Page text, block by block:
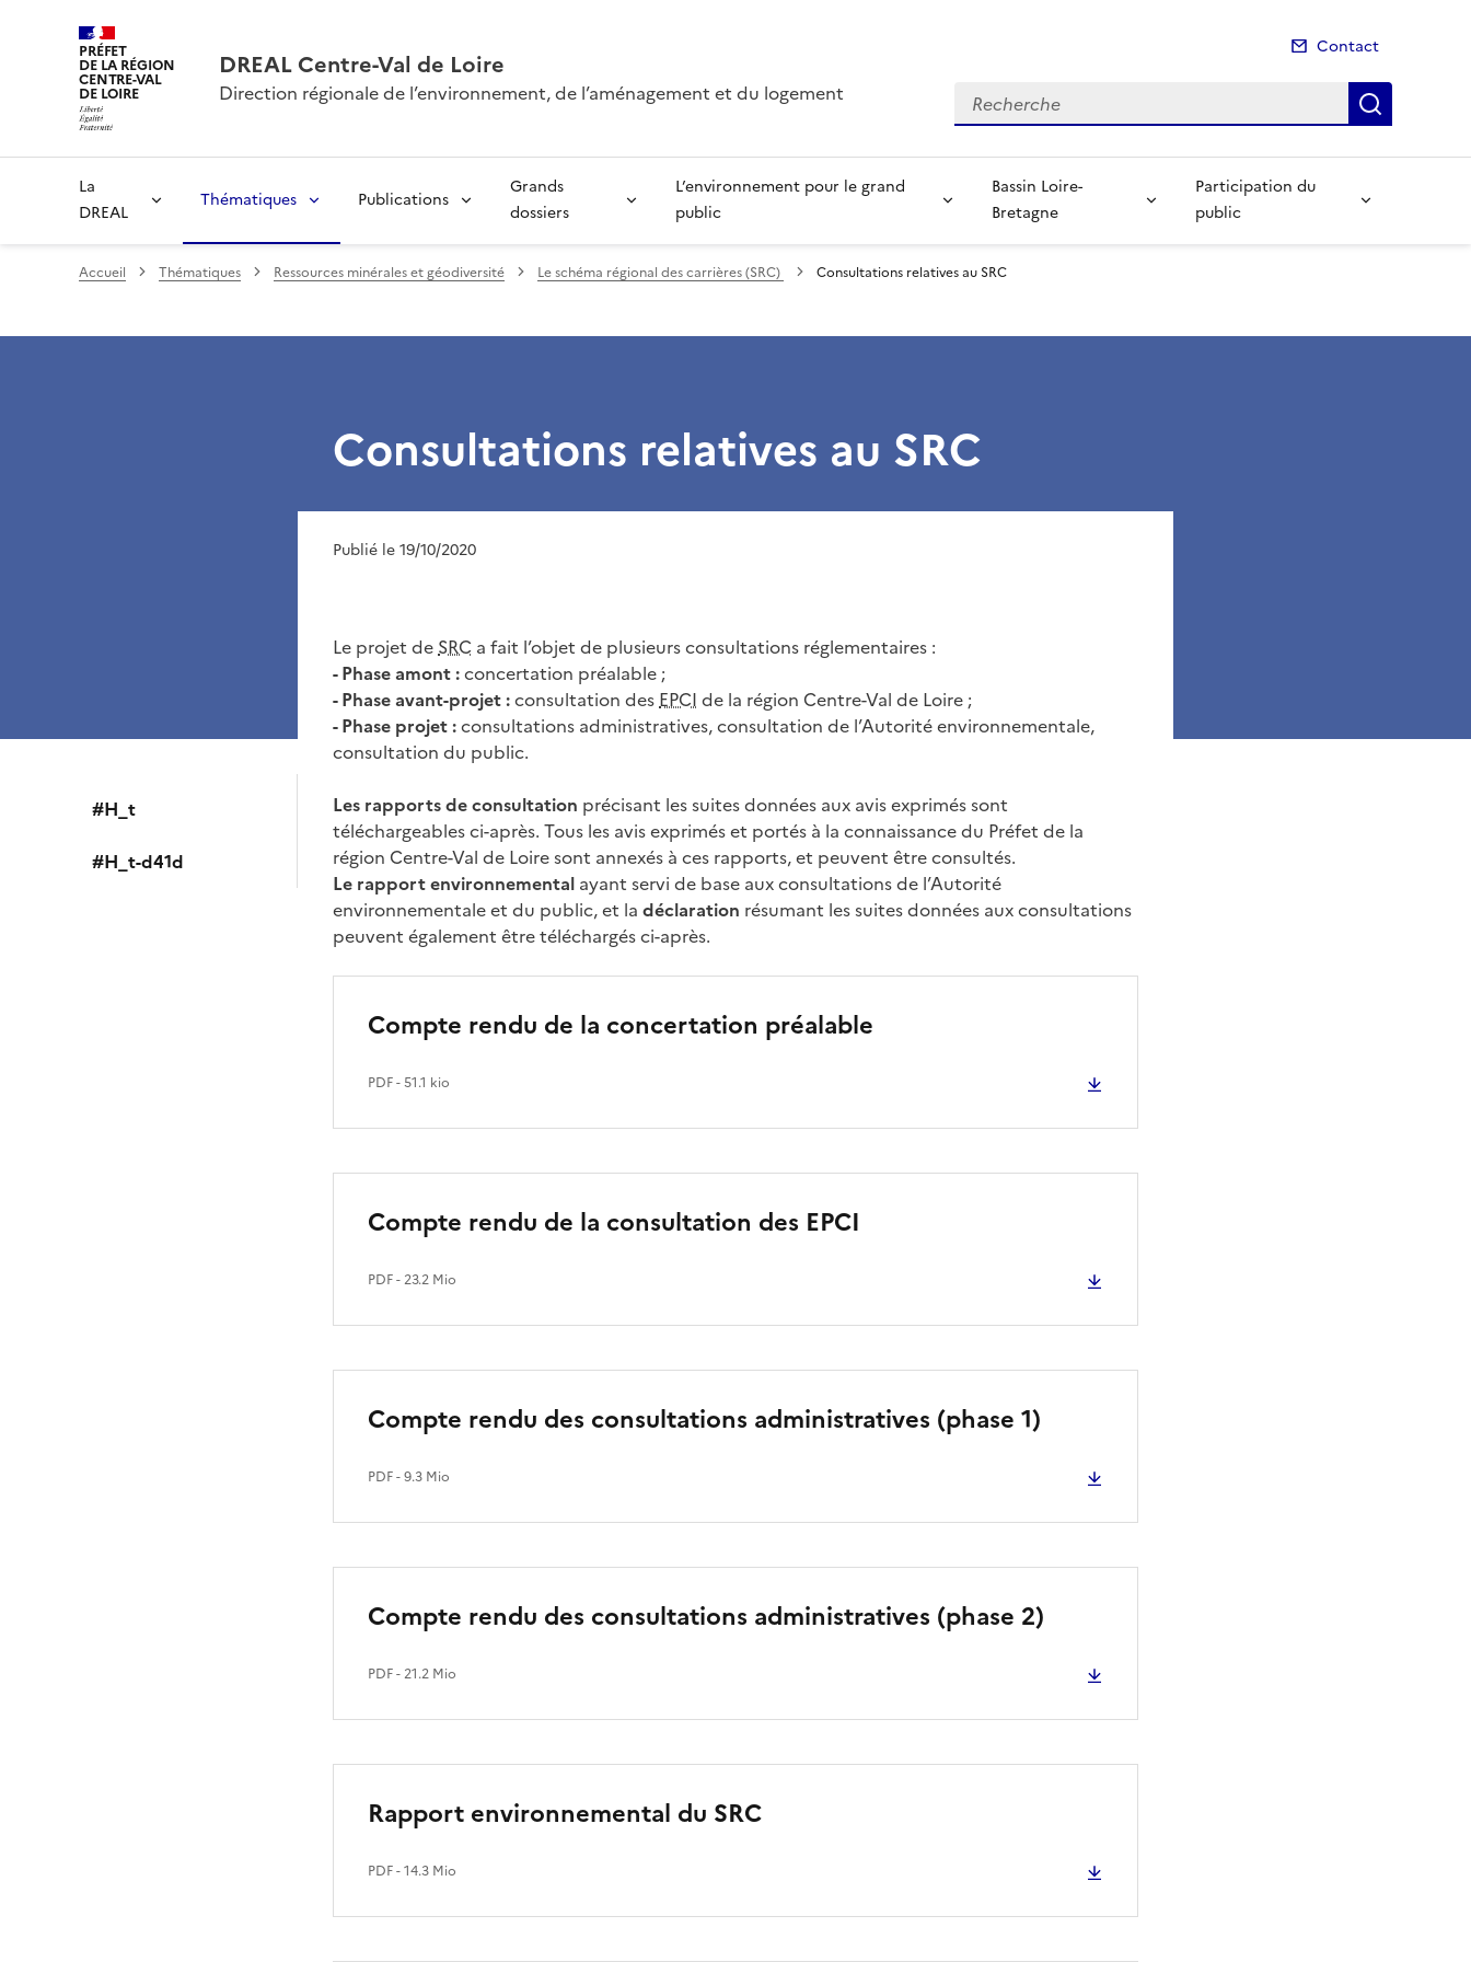
PRÉFET
DE LA RÉGION
CENTRE-VAL
DE LOIRE
DREAL Centre-Val de Loire
Direction régionale de l’environnement, de l’aménagement et du logement
Contact
Recherche
La
DREAL
Thématiques Publications
Grands
dossiers
L’environnement pour le grand
public
Bassin Loire-
Bretagne
Participation du
public
Accueil Thématiques Ressources minérales et géodiversité Le schéma régional des carrières (SRC) Consultations relatives au SRC
#H_t
#H_t-d41d
Consultations relatives au SRC
Publié le 19/10/2020
Le projet de SRC a fait l’objet de plusieurs consultations réglementaires :
- Phase amont :concertation préalable ;
- Phase avant-projet :consultation des EPCI de la région Centre-Val de Loire ;
- Phase projet :consultations administratives, consultation de l’Autorité environnementale,
consultation du public.
Les rapports de consultation précisant les suites données aux avis exprimés sont
téléchargeables ci-après. Tous les avis exprimés et portés à la connaissance du Préfet de la
région Centre-Val de Loire sont annexés à ces rapports, et peuvent être consultés.
Le rapport environnemental ayant servi de base aux consultations de l’Autorité
environnementale et du public, et la déclaration résumant les suites données aux consultations
peuvent également être téléchargés ci-après.
Compte rendu de la concertation préalable
PDF- 51.1 kio
Compte rendu de la consultation des EPCI
PDF- 23.2 Mio
Compte rendu des consultations administratives (phase 1)
PDF- 9.3 Mio
Compte rendu des consultations administratives (phase 2)
PDF- 21.2 Mio
Rapport environnemental du SRC
PDF- 14.3 Mio